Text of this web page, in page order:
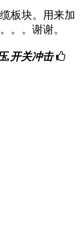
板块。用来加
。。谢谢。
,开关冲击